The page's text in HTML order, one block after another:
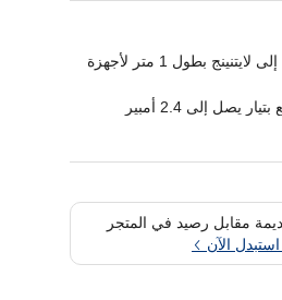
كابل من يو إس بي إلى لايتنينج بطول 1 متر لأجهزة
يصل إلى 2.4 أمبير
والشحن في كابل واحد
مقابل رصيد في المتجر
استبدل الآن